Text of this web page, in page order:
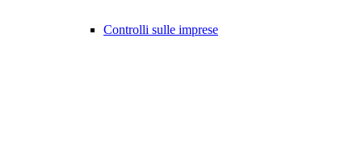
Controlli sulle imprese